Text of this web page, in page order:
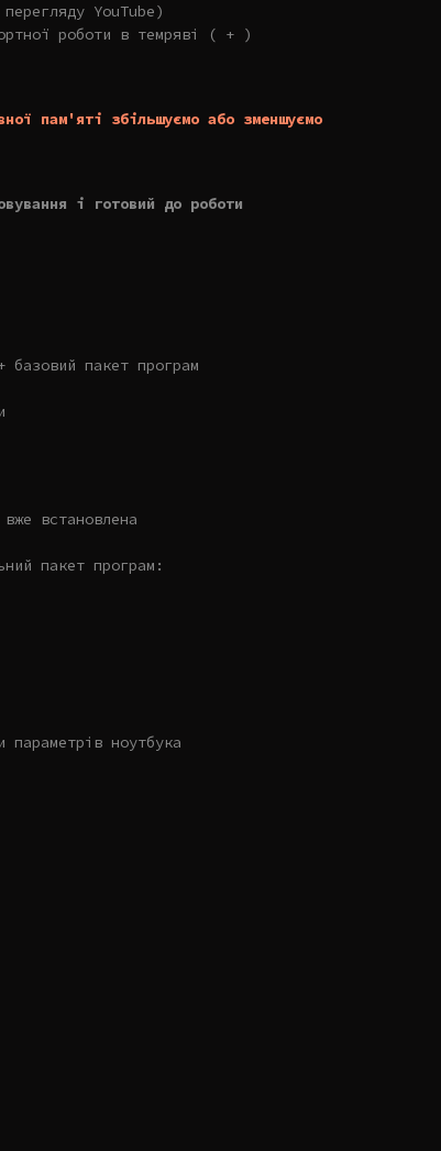
YouTube)
роботи в темряві ( + )
пам'яті збільшуємо або зменшуємо
і готовий до роботи
базовий пакет програм
встановлена
пакет програм:
ноутбука